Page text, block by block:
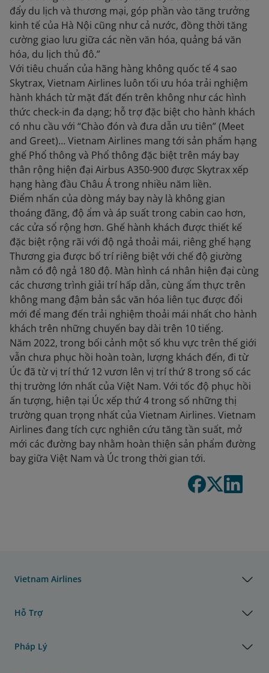
đẩy du lịch và thương mại, góp phần vào tăng trưởng
kinh tế của Hà Nội cũng như cả nước, đồng thời tăng
cường giao lưu giữa các nền văn hóa, quảng bá văn
hóa, du lịch thủ đô.”
Với tiêu chuẩn của hãng hàng không quốc tế 4 sao
Skytrax, Vietnam Airlines luôn tối ưu hóa trải nghiệm
hành khách từ mặt đất đến trên không như các hình
thức check-in đa dạng; hỗ trợ đặc biệt cho hành khách
có nhu cầu với “Chào đón và đưa dẫn ưu tiên” (Meet
and Greet)… Vietnam Airlines mang tới sản phẩm hạng
ghế Phổ thông và Phổ thông đặc biệt trên máy bay
thân rộng hiện đại Airbus A350-900 được Skytrax xếp
hạng hàng đầu Châu Á trong nhiều năm liền.
Điểm nhấn của dòng máy bay này là không gian
thoáng đãng, độ ẩm và áp suất trong cabin cao hơn,
các cửa sổ rộng hơn. Ghế hành khách được thiết kế
đặc biệt rộng rãi với độ ngả thoải mái, riêng ghế hạng
Thương gia được bố trí riêng biệt với chế độ giường
nằm có độ ngả 180 độ. Màn hình cá nhân hiện đại cùng
các chương trình giải trí hấp dẫn, cùng ẩm thực trên
không mang đậm bản sắc văn hóa liên tục được đổi
mới để mang đến trải nghiệm thoải mái nhất cho hành
khách trên những chuyến bay dài trên 10 tiếng.
Năm 2022, trong bối cảnh một số khu vực trên thế giới
vẫn chưa phục hồi hoàn toàn, lượng khách đến, đi từ
Úc đã từ vị trí thứ 12 vươn lên vị trí thứ 8 trong số các
thị trường lớn nhất của Việt Nam. Với tốc độ phục hồi
ấn tượng, hiện tại Úc xếp thứ 4 trong số những thị
trường quan trọng nhất của Vietnam Airlines. Vietnam
Airlines đang tích cực nghiên cứu tăng tần suất, mở
mới các đường bay nhằm hoàn thiện sản phẩm đường
bay giữa Việt Nam và Úc trong thời gian tới.
Vietnam Airlines
Hỗ Trợ
Pháp Lý